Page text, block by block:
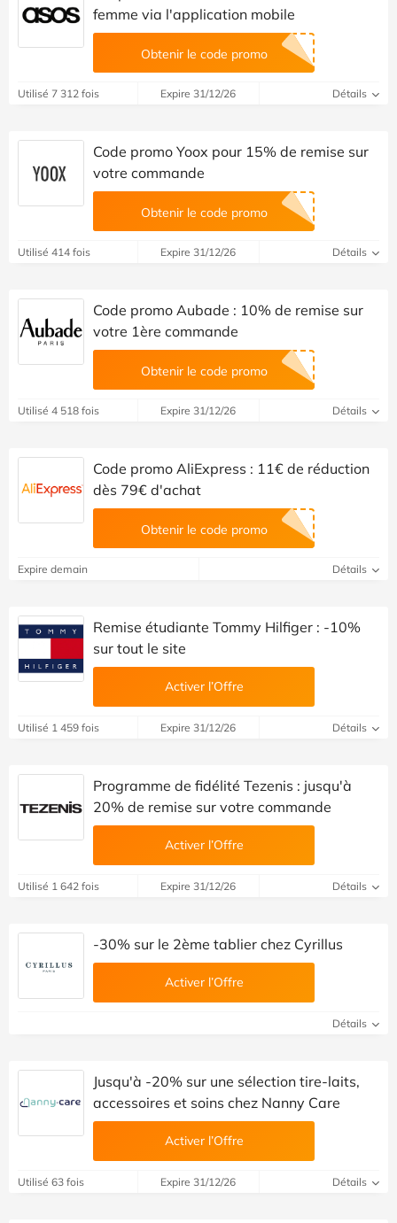
femme via l'application mobile
Obtenir le code promo
Utilisé 7 312 fois Expire 31/12/26 Détails
Code promo Yoox pour 15% de remise sur
votre commande
Obtenir le code promo
Utilisé 414 fois Expire 31/12/26 Détails
Code promo Aubade : 10% de remise sur
votre 1ère commande
Obtenir le code promo
Utilisé 4 518 fois Expire 31/12/26 Détails
Code promo AliExpress : 11€ de réduction
dès 79€ d'achat
Obtenir le code promo
Expire demain Détails
Remise étudiante Tommy Hilfiger : -10%
sur tout le site
Activer l’Offre
Utilisé 1 459 fois Expire 31/12/26 Détails
Programme de fidélité Tezenis : jusqu'à
20% de remise sur votre commande
Activer l’Offre
Utilisé 1 642 fois Expire 31/12/26 Détails
-30% sur le 2ème tablier chez Cyrillus
Activer l’Offre
Détails
Jusqu'à -20% sur une sélection tire-laits,
accessoires et soins chez Nanny Care
Activer l’Offre
Utilisé 63 fois Expire 31/12/26 Détails